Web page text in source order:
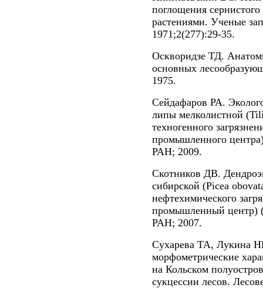
поглощения
растениями. Ученые
1971;2(277):29-35.
Оскворидзе ТД.
основных
1975.
Сейдафаров РА.
липы мелколистной
техногенного
промышленного
РАН; 2009.
Скотников ДВ.
сибирской (Picea
нефтехимического
промышленный центр)
РАН; 2007.
Сухарева ТА, Лукина
морфометрические
на Кольском
сукцессии лесов.